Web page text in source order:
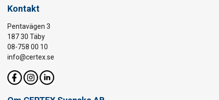
Kontakt
Pentavägen 3
187 30 Täby
08-758 00 10
info@certex.se